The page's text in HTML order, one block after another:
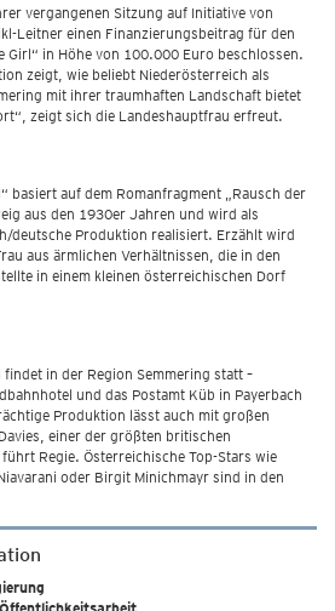
vergangenen Sitzung auf Initiative von
Leitner einen Finanzierungsbeitrag für den
Girl“ in Höhe von 100.000 Euro beschlossen.
zeigt, wie beliebt Niederösterreich als
mit ihrer traumhaften Landschaft bietet
zeigt sich die Landeshauptfrau erfreut.
basiert auf dem Romanfragment „Rausch der
aus den 1930er Jahren und wird als
deutsche Produktion realisiert. Erzählt wird
aus ärmlichen Verhältnissen, die in den
in einem kleinen österreichischen Dorf
in der Region Semmering statt –
und das Postamt Küb in Payerbach
Produktion lässt auch mit großen
einer der größten britischen
Regie. Österreichische Top-Stars wie
oder Birgit Minichmayr sind in den